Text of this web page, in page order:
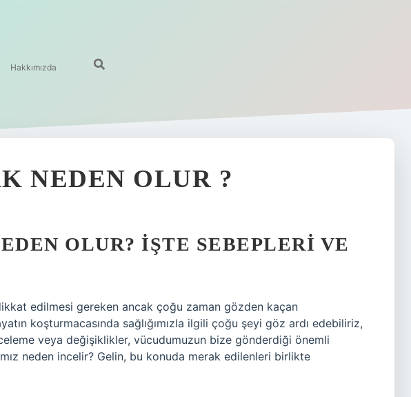
Hakkımızda
NEDEN OLUR ?
OLUR? İŞTE SEBEPLERI VE
edilmesi gereken ancak çoğu zaman gözden kaçan
koşturmacasında sağlığımızla ilgili çoğu şeyi göz ardı edebiliriz,
veya değişiklikler, vücudumuzun bize gönderdiği önemli
neden incelir? Gelin, bu konuda merak edilenleri birlikte